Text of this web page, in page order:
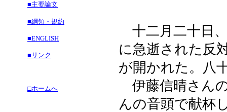
■主要論文
■綱領・規約
■ENGLISH
■リンク
□ホームへ
十二月二十日
に急逝された反
が開かれた。八
伊藤信晴さん
んの音頭で献杯